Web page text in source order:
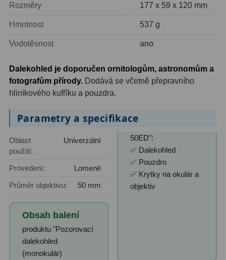
Amici hranoly 45°
Amici hranoly 90°
Planetární kamery 19
Deep-Sky kamery 28
Guiding kamery14
T-kroužky
Adaptéry T239
Adaptéry M4833
Filtry L-RGB7
Filtry IR-Pass
Rozměry 177 x 59 x 120 mm
Hmotnost 537 g
Vodotěsnost ano
Dalekohled je doporučen ornitologům, astronomům a
fotografům přírody. Dodává se včetně přepravního
hliníkového kufříku a pouzdra.
Parametry a specifikace
Oblast
použití:
Univerzální
Provedení:
Lomené
Průměr objektivu:
50 mm
Obsah balení
produktu "Pozorovací
dalekohled
(monokulár)
50ED":
✅ Dalekohled
✅ Pouzdro
✅ Krytky na okulár a
objektiv